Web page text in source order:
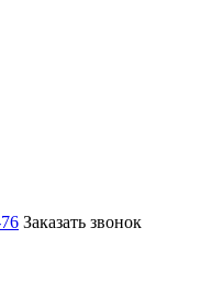
Заказать звонок